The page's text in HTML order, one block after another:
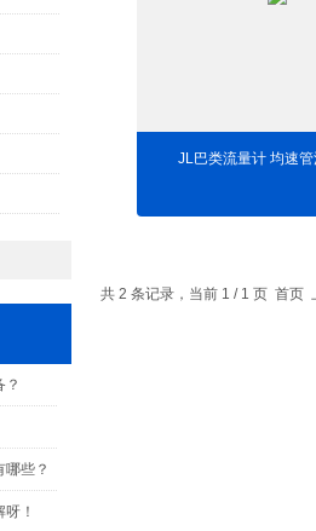
？
些？
！
JL巴类流量计 均速
共 2 条记录，当前 1 / 1 页 首